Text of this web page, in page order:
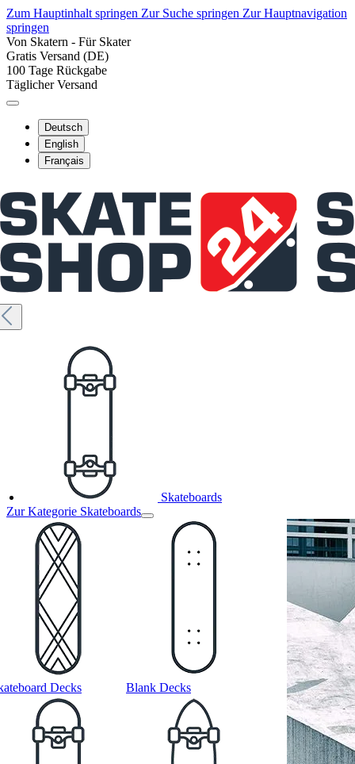
Zum Hauptinhalt springen Zur Suche springen Zur Hauptnavigation
springen
Von Skatern - Für Skater
Gratis Versand (DE)
100 Tage Rückgabe
Täglicher Versand
Deutsch
English
Français
Skateboards
Zur Kategorie Skateboards
Decks Blank Decks